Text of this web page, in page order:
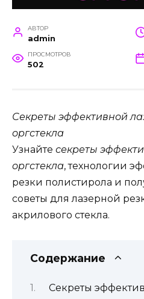
АВТОР
admin
ПРОСМОТРОВ
502
Секреты эффективной
оргстекла
Узнайте секреты
оргстекла, технологии
резки полистирола и
советы для лазерной
акрилового стекла.
Содержание
Секреты